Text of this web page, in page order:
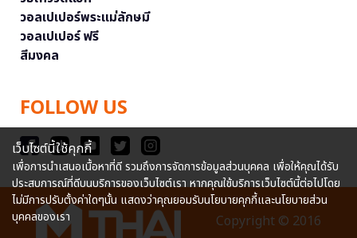
วอลเปเปอร์พระแม่ลักษมี
วอลเปเปอร์ ฟรี
สีมงคล
FOLLOW US
Copyright © 2016
เว็บไซต์นี้ใช้คุกกี้
เพื่อการนำเสนอเนื้อหาที่ดี รวมถึงการจัดการข้อมูลส่วนบุคคล เพื่อให้คุณได้รับ
ประสบการณ์ที่ดีบนบริการของเว็บไซต์เรา หากคุณใช้บริการเว็บไซต์นี้ต่อไปโดย
ไม่มีการปรับตั้งค่าใดๆนั้น แสดงว่าคุณยอมรับนโยบายคุกกี้และนโยบายส่วน
บุคคลของเรา